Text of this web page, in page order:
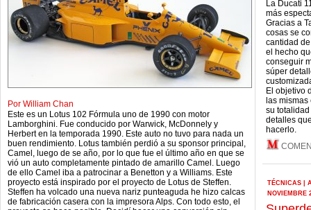
Por William Chan
Este es un Lotus 102 Fórmula uno de 1990 con motor
Lamborghini. Fue conducido por Warwick, McDonnely y
Herbert en la temporada 1990. Este auto no tuvo para nada un
buen rendimiento. Lotus también perdió a su sponsor principal,
Camel, luego de se año, por lo que fue el último año en que se
vió un auto completamente pintado de amarillo Camel. Luego
de ello Camel iba a patrocinar a Benetton y a Williams. Este
proyecto está inspirado por el proyecto de Lotus de Steffen.
Steffen ha volcado una nueva nariz punteaguda he hizo calcas
de fabricación casera con la impresora Alps. Con todo esto, el
La Ducati
más
Gracias a
cosas se
cantidad
el hecho
conseguir
súper
El objetivo
las
su
detalles
hacerlo.
TÉCNICAS
NOVIEMBRE